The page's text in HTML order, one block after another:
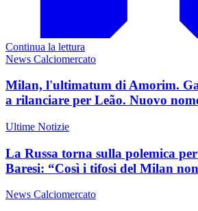
Continua la lettura
News Calciomercato
Milan, l'ultimatum di Amorim.
a rilanciare per Leão. Nuovo
Ultime Notizie
La Russa torna sulla polemica
Baresi: “Così i tifosi del Milan
News Calciomercato